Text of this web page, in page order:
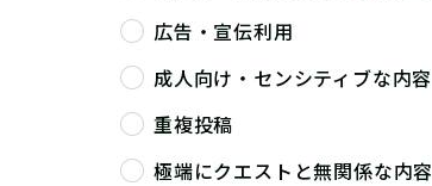
広告・宣伝利用
成人向け・センシティブな内容
重複投稿
極端にクエストと無関係な内容